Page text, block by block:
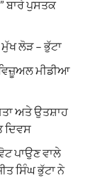
ਬਾਰੇ ਪੁਸਤਕ
ਲੋੜ – ਭੁੱਟਾ
ਮੀਡੀਆ
ਅਤੇ ਉਤਸ਼ਾਹ
ਦਿਵਸ
ਪਾਉਣ ਵਾਲੇ
ਸਿੰਘ ਭੁੱਟਾ ਨੇ